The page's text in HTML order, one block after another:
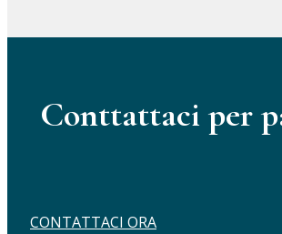
Conttattaci per
CONTATTACI ORA